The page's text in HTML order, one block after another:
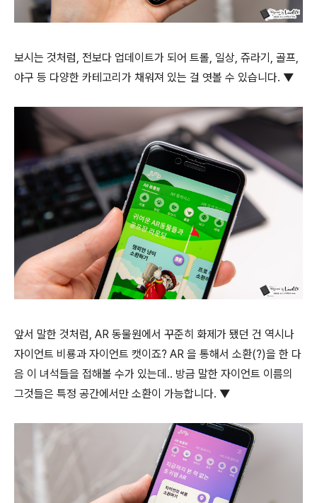
보시는 것처럼, 전보다 업데이트가 되어 트롤, 일상, 쥬라기, 골프,
야구 등 다양한 카테고리가 채워져 있는 걸 엿볼 수 있습니다. ▼
앞서 말한 것처럼, AR 동물원에서 꾸준히 화제가 됐던 건 역시나
자이언트 비룡과 자이언트 캣이죠? AR 을 통해서 소환(?)을 한 다
음 이 녀석들을 접해볼 수가 있는데.. 방금 말한 자이언트 이름의
그것들은 특정 공간에서만 소환이 가능합니다. ▼